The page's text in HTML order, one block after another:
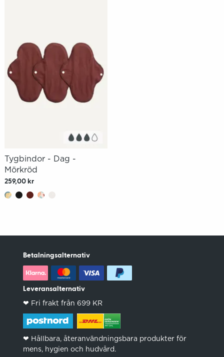
Tygbindor - Dag -
Mörkröd
259,00 kr
Betalningsalternativ
Leveransalternativ
❤︎ Fri frakt från 699 KR
❤︎ Hållbara, återanvändningsbara produkter för
mens, hygien och hudvård.